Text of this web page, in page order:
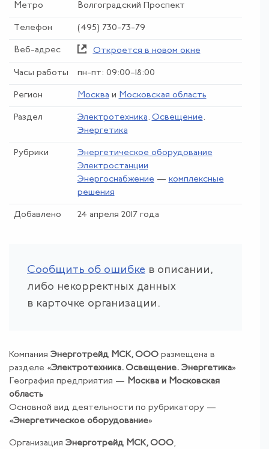
Метро Волгоградский Проспект
Телефон (495) 730-73-79
Веб-адрес Откроется в новом окне
Часы работы пн-пт: 09:00–18:00
Регион Москва и Московская область
Раздел Электротехника. Освещение.
Энергетика
Рубрики
Энергетическое оборудование
Электростанции
Энергоснабжение — комплексные
решения
Добавлено 24 апреля 2017 года
Сообщить об ошибке в описании,
либо некорректных данных
в карточке организации.
Компания Энерготрейд МСК, ООО размещена в
разделе «Электротехника. Освещение. Энергетика»
География предприятия — Москва и Московская
область
Основной вид деятельности по рубрикатору —
«Энергетическое оборудование»
Организация Энерготрейд МСК, ООО,